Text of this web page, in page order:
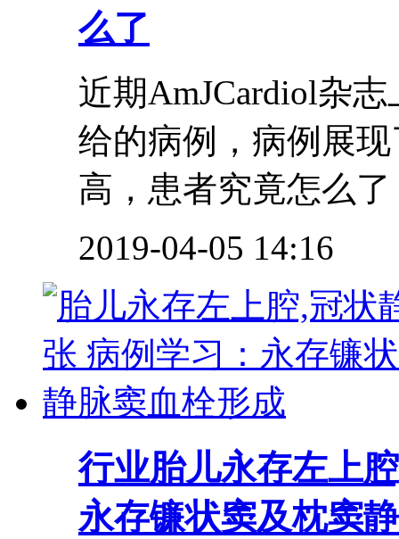
么了
近期AmJCardiol杂
给的病例，病例展
高，患者究竟怎么
2019-04-05 14:16
行业胎儿永存左上
永存镰状窦及枕窦